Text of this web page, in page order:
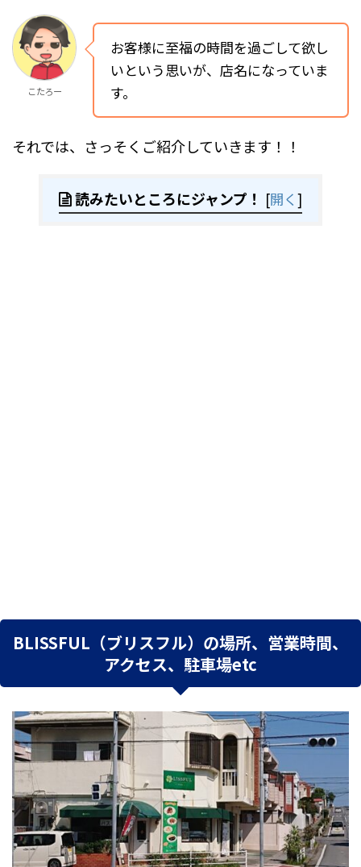
こたろー
お客様に至福の時間を過ごして欲し
いという思いが、店名になっていま
す。
それでは、さっそくご紹介していきます！！
読みたいところにジャンプ！ [開く ]
BLISSFUL（ブリスフル）の場所、営業時間、
アクセス、駐車場etc